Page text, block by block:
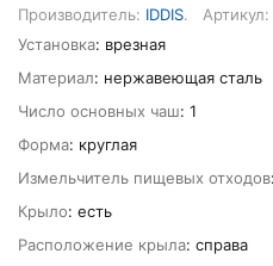
Производитель: IDDIS.
Установка: врезная
Материал: нержавеющая сталь
Число основных чаш: 1
Форма: круглая
Измельчитель пищевых отходов
Крыло: есть
Расположение крыла: справа